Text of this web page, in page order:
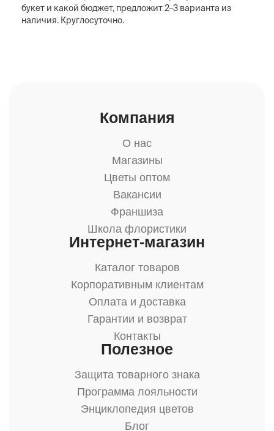
букет и какой бюджет, предложит 2–3 варианта из
наличия. Круглосуточно.
Компания
О нас
Магазины
Цветы оптом
Вакансии
Франшиза
Школа флористики
Интернет-магазин
Каталог товаров
Корпоративным клиентам
Оплата и доставка
Гарантии и возврат
Контакты
Полезное
Защита товарного знака
Программа лояльности
Энциклопедия цветов
Блог